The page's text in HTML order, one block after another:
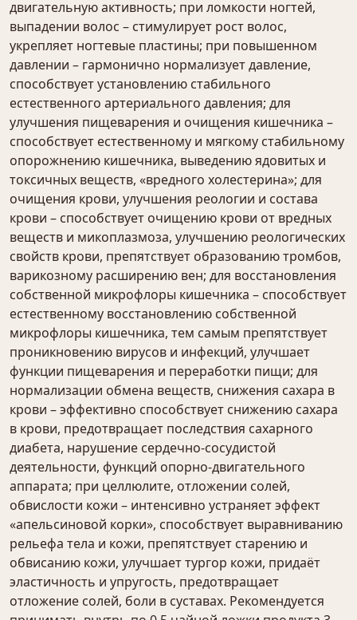
двигательную активность; при ломкости ногтей,
выпадении волос – стимулирует рост волос,
укрепляет ногтевые пластины; при повышенном
давлении – гармонично нормализует давление,
способствует установлению стабильного
естественного артериального давления; для
улучшения пищеварения и очищения кишечника –
способствует естественному и мягкому стабильному
опорожнению кишечника, выведению ядовитых и
токсичных веществ, «вредного холестерина»; для
очищения крови, улучшения реологии и состава
крови – способствует очищению крови от вредных
веществ и микоплазмоза, улучшению реологических
свойств крови, препятствует образованию тромбов,
варикозному расширению вен; для восстановления
собственной микрофлоры кишечника – способствует
естественному восстановлению собственной
микрофлоры кишечника, тем самым препятствует
проникновению вирусов и инфекций, улучшает
функции пищеварения и переработки пищи; для
нормализации обмена веществ, снижения сахара в
крови – эффективно способствует снижению сахара
в крови, предотвращает последствия сахарного
диабета, нарушение сердечно-сосудистой
деятельности, функций опорно-двигательного
аппарата; при целлюлите, отложении солей,
обвислости кожи – интенсивно устраняет эффект
«апельсиновой корки», способствует выравниванию
рельефа тела и кожи, препятствует старению и
обвисанию кожи, улучшает тургор кожи, придаёт
эластичность и упругость, предотвращает
отложение солей, боли в суставах. Рекомендуется